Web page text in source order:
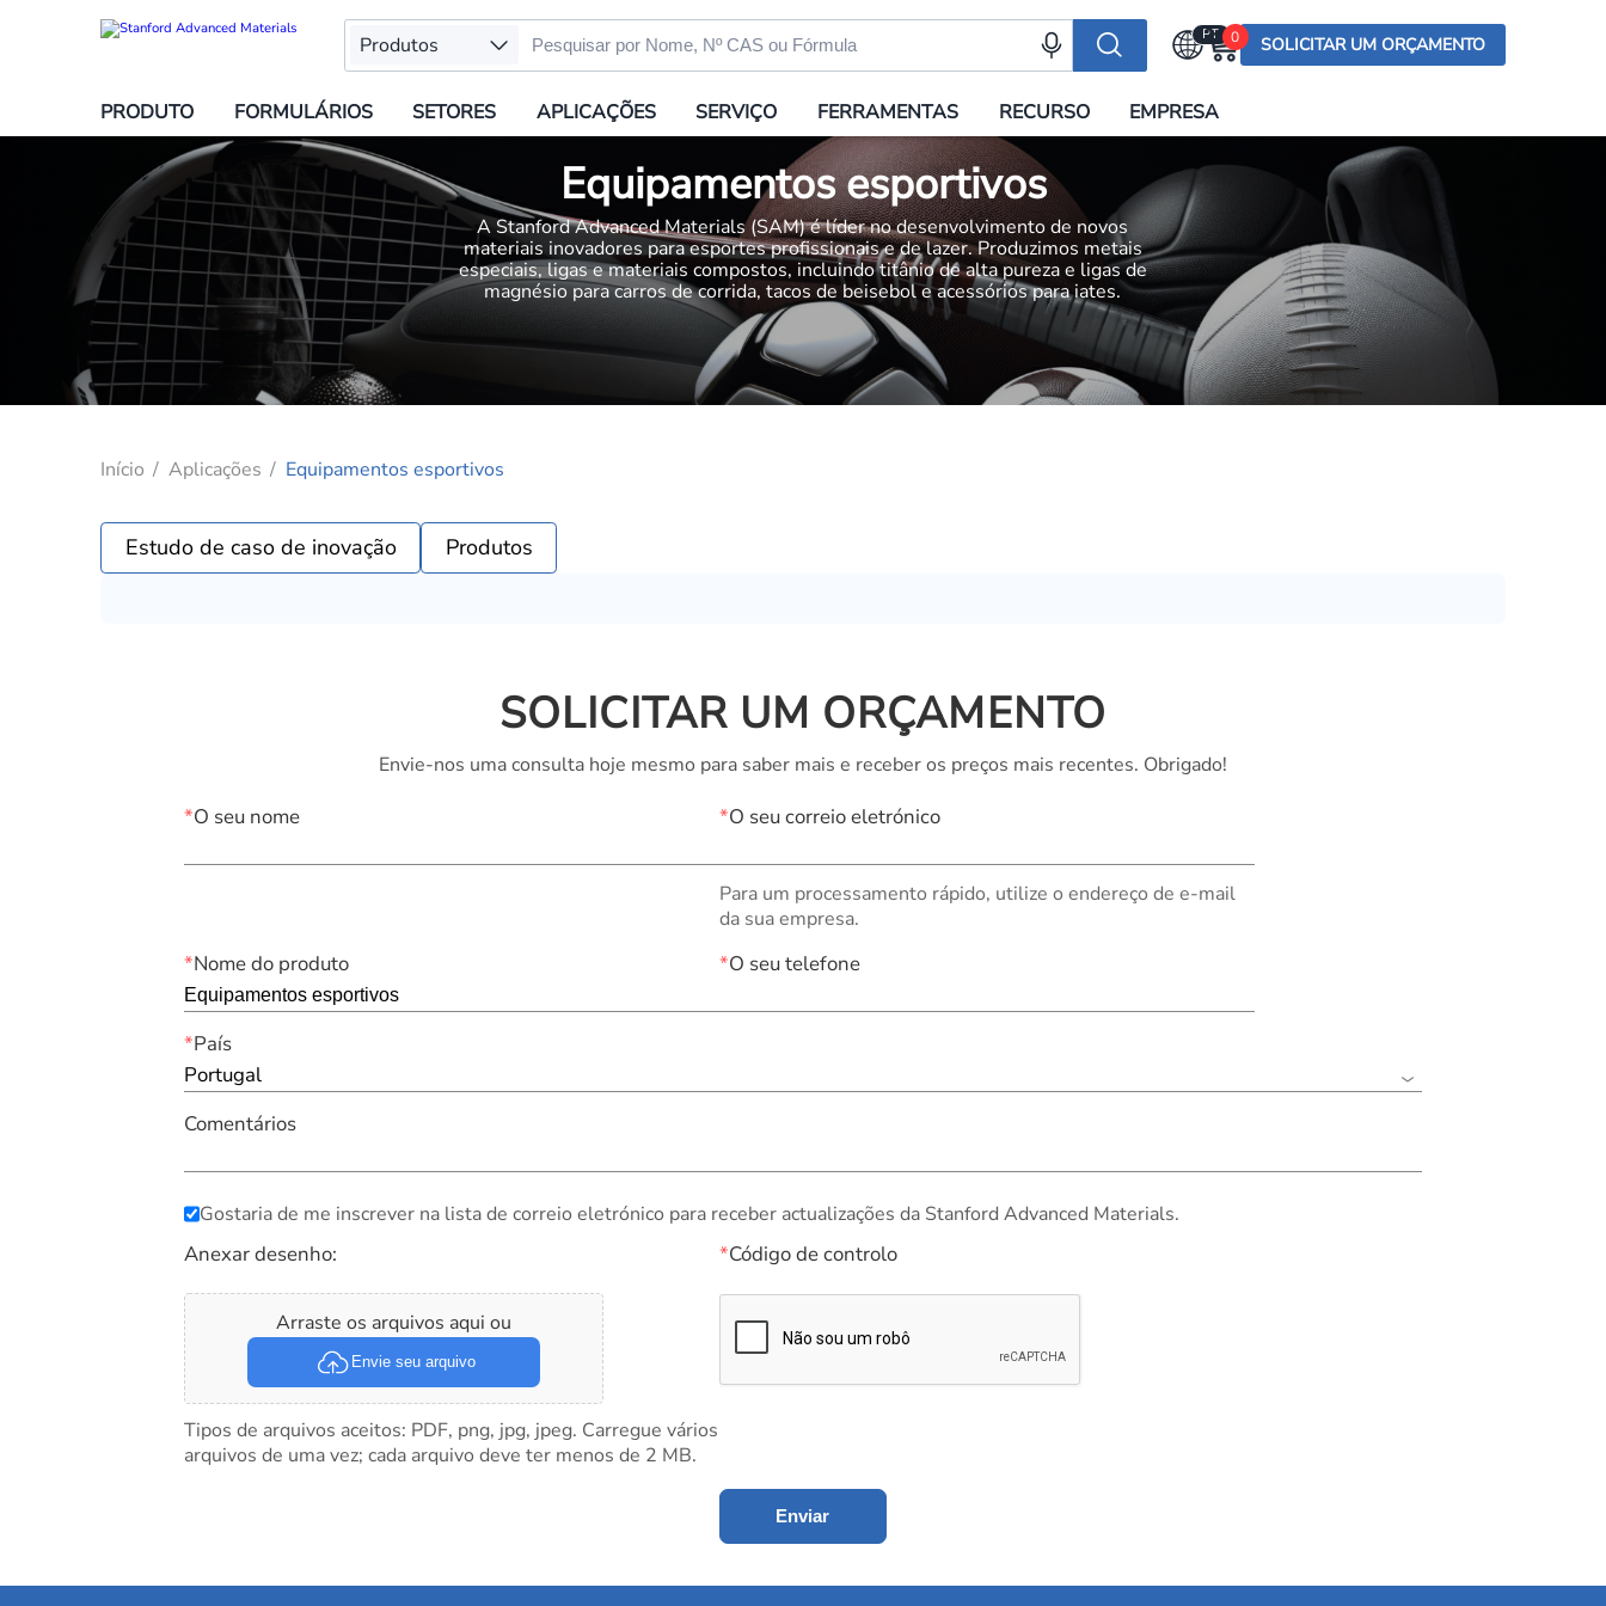
Produtos PT
English (US)
English (UK)
Española
Deutsch
Français
Italiano
日本語
Русский
0 SOLICITAR UM ORÇAMENTO
PRODUTO FORMULÁRIOS SETORES APLICAÇÕES SERVIÇO FERRAMENTAS RECURSO EMPRESA
Equipamentos esportivos
A Stanford Advanced Materials (SAM) é líder no desenvolvimento de novos
materiais inovadores para esportes profissionais e de lazer. Produzimos metais
especiais, ligas e materiais compostos, incluindo titânio de alta pureza e ligas de
magnésio para carros de corrida, tacos de beisebol e acessórios para iates.
Início Aplicações Equipamentos esportivos
Estudo de caso de inovação Produtos
SOLICITAR UM ORÇAMENTO
Envie-nos uma consulta hoje mesmo para saber mais e receber os preços mais recentes. Obrigado!
*O seu nome *O seu correio eletrónico
Para um processamento rápido, utilize o endereço de e-mail
da sua empresa.
*Nome do produto *O seu telefone
*País
Portugal
Comentários
Gostaria de me inscrever na lista de correio eletrónico para receber actualizações da Stanford Advanced Materials.
Anexar desenho:
Arraste os arquivos aqui ou
Envie seu arquivo
*Código de controlo
Tipos de arquivos aceitos: PDF, png, jpg, jpeg. Carregue vários
arquivos de uma vez; cada arquivo deve ter menos de 2 MB.
Enviar